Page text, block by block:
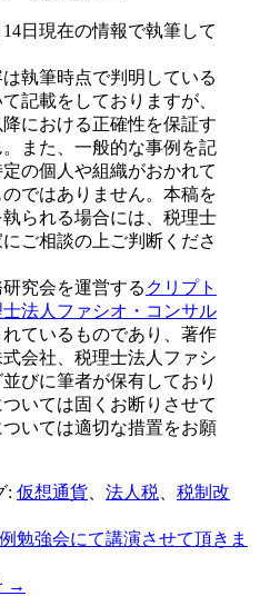
日現在の情報で執筆して
執筆時点で判明している
記載をしておりますが、
における正確性を保証す
また、一般的な事例を記
の個人や組織がおかれて
ではありません。本稿を
られる場合には、税理士
ご相談の上ご判断くださ
究会を運営する クリプト
法人ファシオ・コンサル
ているものであり、著作
会社、税理士法人ファシ
びに筆者が保有しており
いては固くお断りさせて
いては適切な措置をお願
: 仮想通貨 法人税
税制改
勉強会にて講演させて頂きま
→